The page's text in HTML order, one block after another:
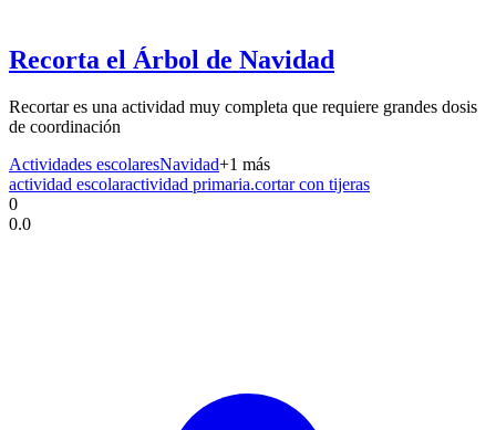
Recorta el Árbol de Navidad
Recortar es una actividad muy completa que requiere grandes dosis
de coordinación
Actividades escolaresNavidad+1 más
actividad escolaractividad primaria.cortar con tijeras
0
0.0